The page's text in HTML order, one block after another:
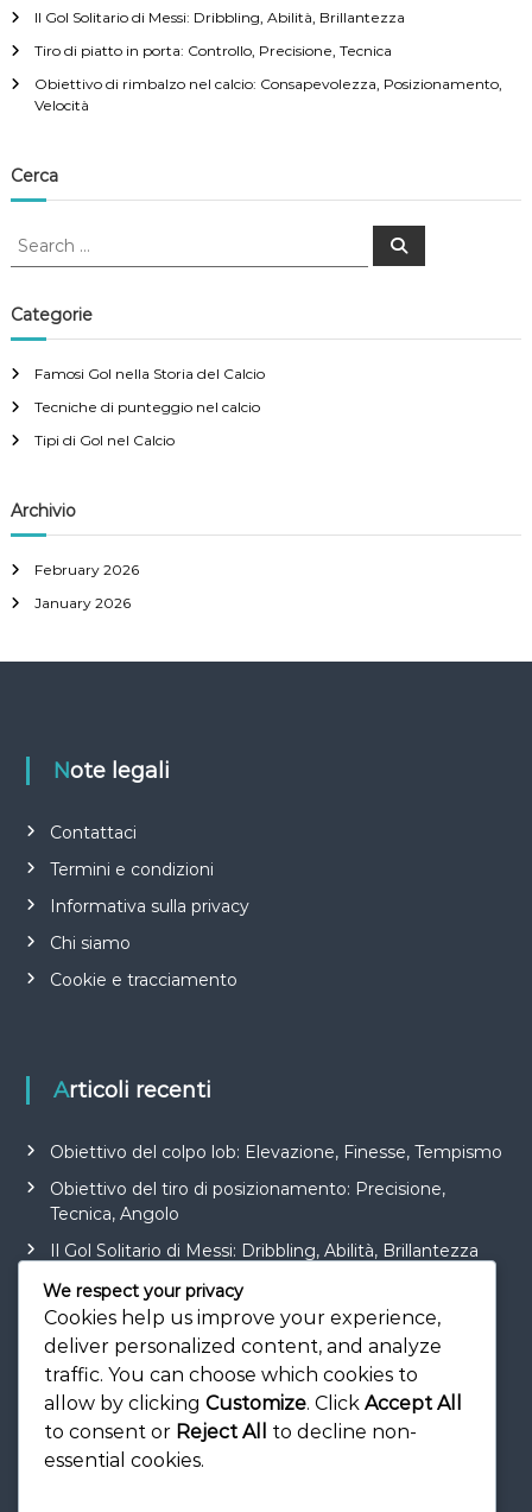
Il Gol Solitario di Messi: Dribbling, Abilità, Brillantezza
Tiro di piatto in porta: Controllo, Precisione, Tecnica
Obiettivo di rimbalzo nel calcio: Consapevolezza, Posizionamento,
Velocità
Cerca
S
r
c
f
o
r
S
Categorie
Famosi Gol nella Storia del Calcio
Tecniche di punteggio nel calcio
Tipi di Gol nel Calcio
Archivio
February 2026
January 2026
Note legali
Contattaci
Termini e condizioni
Informativa sulla privacy
Chi siamo
Cookie e tracciamento
Articoli recenti
Obiettivo del colpo lob: Elevazione, Finesse, Tempismo
Obiettivo del tiro di posizionamento: Precisione,
Tecnica, Angolo
Il Gol Solitario di Messi: Dribbling, Abilità, Brillantezza
Tiro di piatto in porta: Controllo, Precisione, Tecnica
Obiettivo di rimbalzo nel calcio: Consapevolezza,
Posizionamento, Velocità
We respect your privacy
Cookies help us improve your experience,
deliver personalized content, and analyze
traffic. You can choose which cookies to
allow by clicking Customize. Click Accept All
to consent or Reject All
to decline non-
essential cookies.